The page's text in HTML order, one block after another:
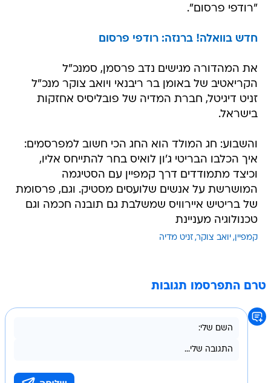
"רודפי פרסום".
חדש בוואלה! ברנזה: רודפי פרסום
את המהדורה מגישים נדב פרסמן, סמנכ"ל
הקריאטיב של באומן בר ריבנאי ויואב צוקר מנכ"ל
זניט דיגיטל, חברת המדיה של פובליסיס אחזקות
בישראל.
והשבוע: חג המולד הוא החג הכי חשוב למפרסמים:
איך הכלבו הבריטי ג'ון לואיס בחר להתייחס אליו,
וכיצד מתמודדים דרך קמפיין עם הסטיגמה
המושרשת על אנשים שלועסים מסטיק. וגם, פרסומת
של בריטיש איירוויס שמשלבת גם תובנה חכמה וגם
טכנולוגיה מעניינת
קמפיין יואב צוקר זניט מדיה
טרם התפרסמו תגובות